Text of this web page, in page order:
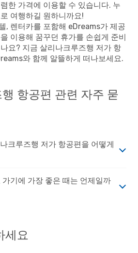
한 가격에 이용할 수 있습니다. 누
여행하길 원하니까요!
, 렌터카를 포함해 eDreams가 제공
이용해 꿈꾸던 휴가를 손쉽게 준비
요? 지금 살리나크루즈행 저가 항
와 함께 알뜰하게 떠나보세요.
항공편 관련 자주 묻
크루즈행 저가 항공편을 어떻게
기에 가장 좋은 때는 언제일까
세요